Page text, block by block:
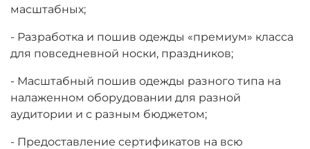
масштабных;
- Разработка и пошив одежды «премиум» класса
для повседневной носки, праздников;
- Масштабный пошив одежды разного типа на
налаженном оборудовании для разной
аудитории и с разным бюджетом;
- Предоставление сертификатов на всю